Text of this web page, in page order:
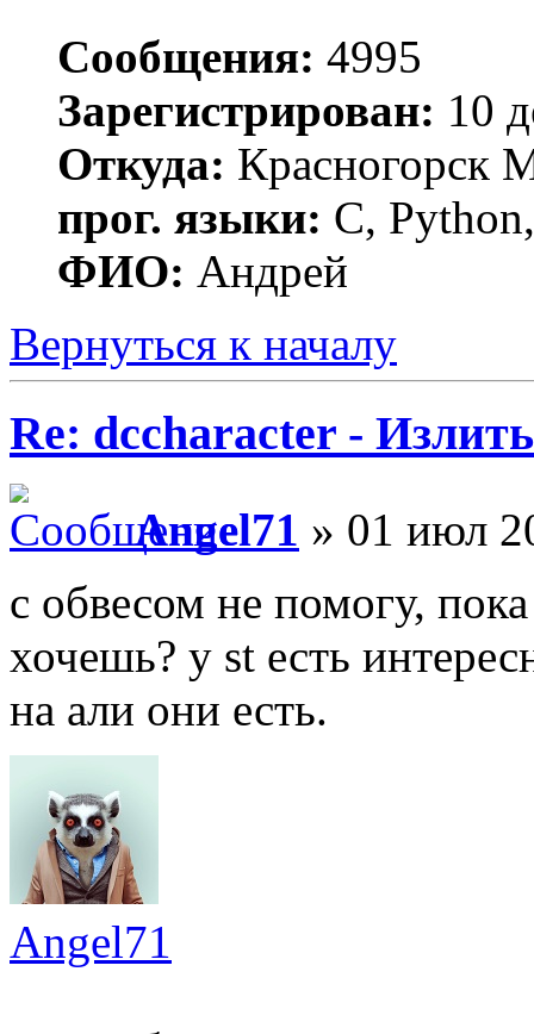
Сообщения: 4995
Зарегистрирован: 10
Откуда: Красногорск
прог. языки: C,
ФИО: Андрей
Вернуться к началу
Re: dccharacter -
Angel71 » 01 июл
с обвесом не помогу,
хочешь? у st есть
на али они есть.
Angel71